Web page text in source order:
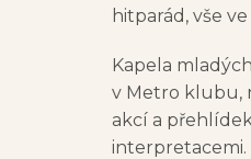
hitparád, vše
Kapela
v Metro klubu,
akcí a
interpretacemi.